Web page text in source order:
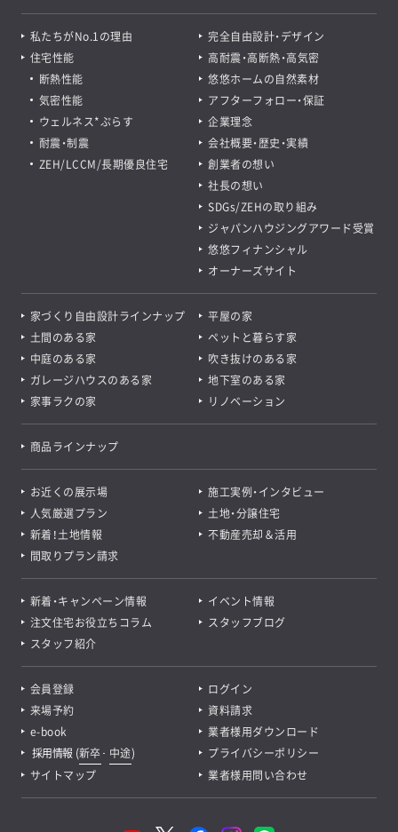
私たちがNo.1の理由
完全自由設計・デザイン
住宅性能
断熱性能
気密性能
ウェルネス*ぷらす
耐震・制震
ZEH/LCCM/長期優良住宅
高耐震・高断熱・高気密
悠悠ホームの自然素材
アフターフォロー・保証
企業理念
会社概要・歴史・実績
創業者の想い
社長の想い
SDGs/ZEHの取り組み
ジャパンハウジングアワード受賞
悠悠フィナンシャル
オーナーズサイト
家づくり自由設計ラインナップ
平屋の家
土間のある家
ペットと暮らす家
中庭のある家
吹き抜けのある家
ガレージハウスのある家
地下室のある家
家事ラクの家
リノベーション
商品ラインナップ
お近くの展示場
施工実例・インタビュー
人気厳選プラン
土地・分譲住宅
新着！土地情報
不動産売却＆活用
間取りプラン請求
新着・キャンペーン情報
イベント情報
注文住宅お役立ちコラム
スタッフブログ
スタッフ紹介
会員登録
ログイン
来場予約
資料請求
e-book
業者様用ダウンロード
採用情報 (新卒･ 中途)
プライバシーポリシー
サイトマップ
業者様用問い合わせ